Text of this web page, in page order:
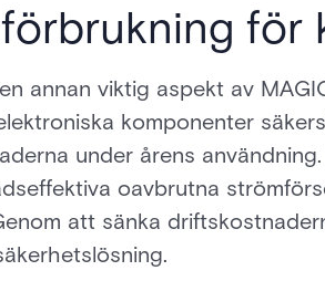
annan viktig aspekt av
komponenter
under årens
oavbrutna
att sänka